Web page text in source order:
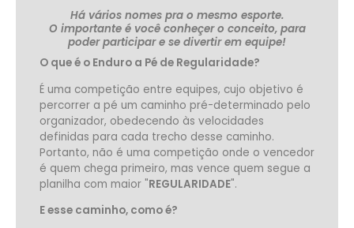
Há vários nomes pra o mesmo esporte.
O importante é você conheçer o conceito, para
poder participar e se divertir em equipe!
O que é o Enduro a Pé de Regularidade?
É uma competição entre equipes, cujo objetivo é
percorrer a pé um caminho pré-determinado pelo
organizador, obedecendo às velocidades
definidas para cada trecho desse caminho.
Portanto, não é uma competição onde o vencedor
é quem chega primeiro, mas vence quem segue a
planilha com maior "REGULARIDADE".
E esse caminho, como é?